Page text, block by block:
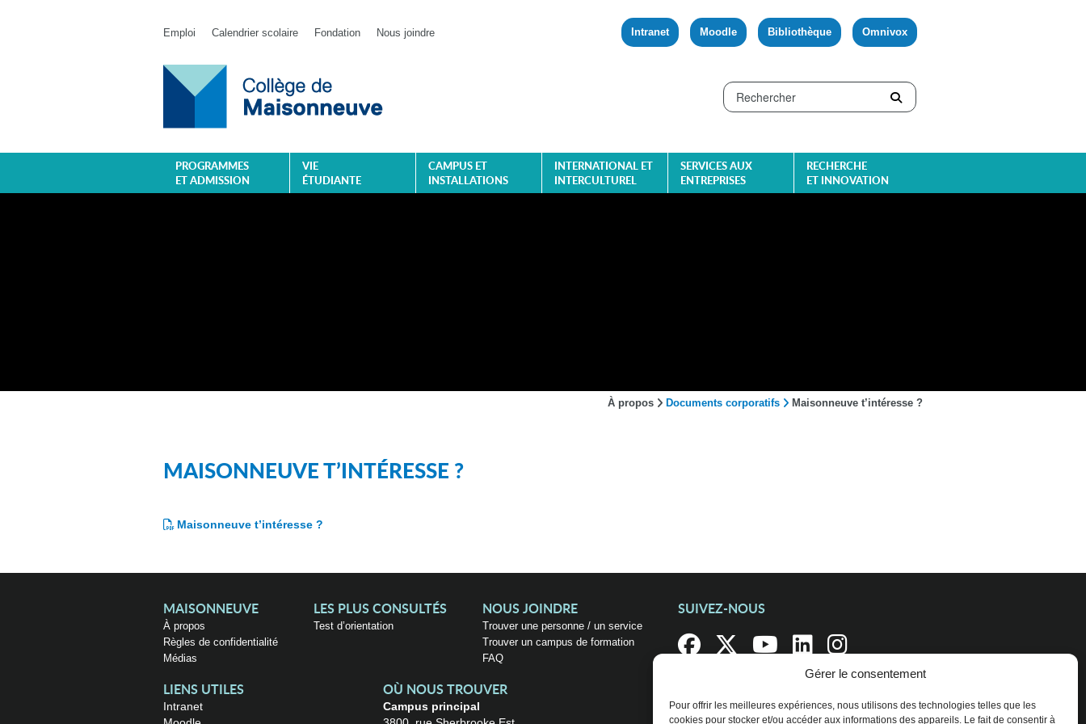
Gérer le consentement
Pour offrir les meilleures expériences, nous utilisons des technologies telles que les
cookies pour stocker et/ou accéder aux informations des appareils. Le fait de consentir à
Emploi Calendrier scolaire Fondation Nous joindre Intranet Moodle Bibliothèque Omnivox
PROGRAMMES
ET ADMISSION
VIE
ÉTUDIANTE
CAMPUS ET
INSTALLATIONS
INTERNATIONAL ET
INTERCULTUREL
SERVICES AUX
ENTREPRISES
RECHERCHE
ET INNOVATION
À propos Documents corporatifs Maisonneuve t’intéresse ?
MAISONNEUVE T’INTÉRESSE ?
Maisonneuve t’intéresse ?
MAISONNEUVE
À propos
Règles de confidentialité
Médias
LES PLUS CONSULTÉS
Test d’orientation
NOUS JOINDRE
Trouver une personne / un service
Trouver un campus de formation
FAQ
SUIVEZ-NOUS
LIENS UTILES
Intranet
OÙ NOUS TROUVER
Campus principal